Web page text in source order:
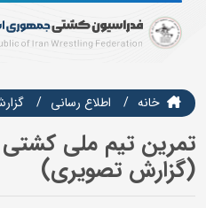
خانه اطلاع رسانی
تمرین تیم ملی کشتی
(گزارش تصویری)